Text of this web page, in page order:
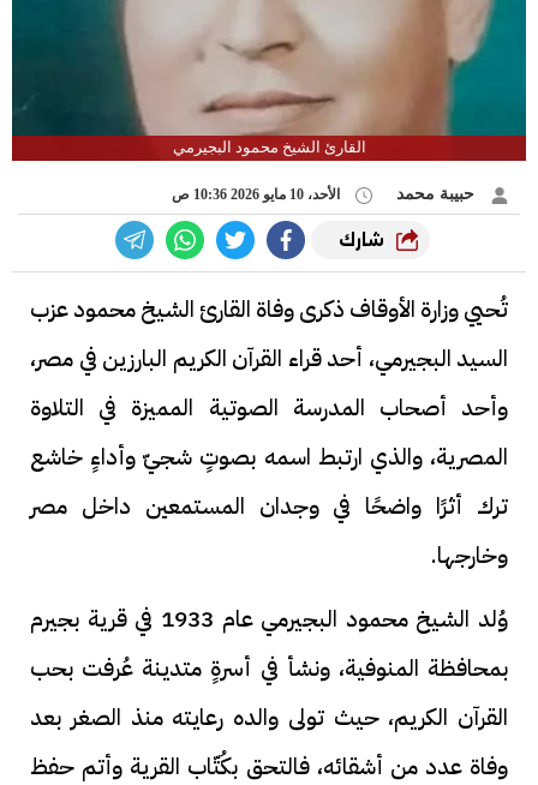
القارئ الشيخ محمود البجيرمي
حبيبة محمد الأحد، 10 مايو 2026 10:36 ص
شارك
تُحيي وزارة الأوقاف ذكرى وفاة القارئ الشيخ محمود عزب
السيد البجيرمي، أحد قراء القرآن الكريم البارزين في مصر،
وأحد أصحاب المدرسة الصوتية المميزة في التلاوة
المصرية، والذي ارتبط اسمه بصوتٍ شجيّ وأداءٍ خاشع
ترك أثرًا واضحًا في وجدان المستمعين داخل مصر
وخارجها.
وُلد الشيخ محمود البجيرمي عام 1933 في قرية بجيرم
بمحافظة المنوفية، ونشأ في أسرةٍ متدينة عُرفت بحب
القرآن الكريم، حيث تولى والده رعايته منذ الصغر بعد
وفاة عدد من أشقائه، فالتحق بكُتّاب القرية وأتم حفظ